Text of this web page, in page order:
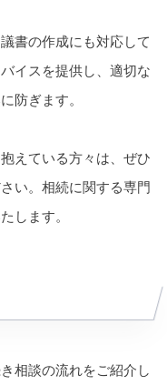
書の作成にも対応して
イスを提供し、適切な
防ぎます。
えている方々は、ぜひ
い。相続に関する専門
します。
相談の流れをご紹介し